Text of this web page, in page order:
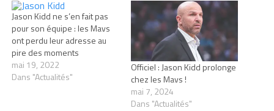
Jason Kidd ne s’en fait pas
pour son équipe : les Mavs
ont perdu leur adresse au
pire des moments
mai 19, 2022
Dans "Actualités"
Officiel : Jason Kidd prolonge
chez les Mavs !
mai 7, 2024
Dans "Actualités"